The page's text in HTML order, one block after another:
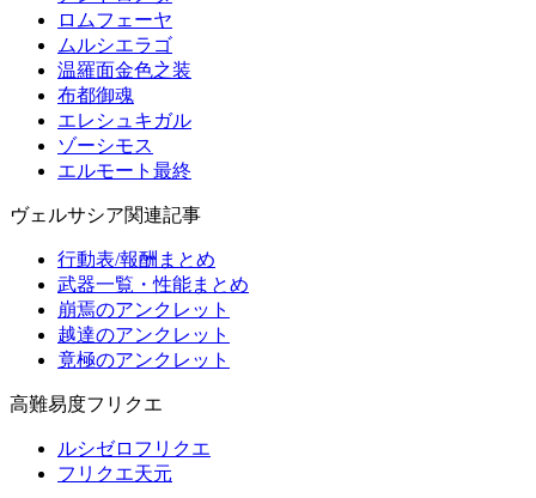
ロムフェーヤ
ムルシエラゴ
温羅面金色之装
布都御魂
エレシュキガル
ゾーシモス
エルモート最終
ヴェルサシア関連記事
行動表/報酬まとめ
武器一覧・性能まとめ
崩焉のアンクレット
越達のアンクレット
竟極のアンクレット
高難易度フリクエ
ルシゼロフリクエ
フリクエ天元